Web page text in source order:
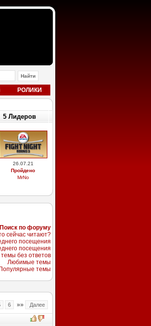
РОЛИКИ
5 Лидеров
26.07.21
Пройдено
MrNo
Поиск по форуму
сейчас читают?
посещения
посещения
без ответов
Любимые темы
Популярные темы
6 »» Далее